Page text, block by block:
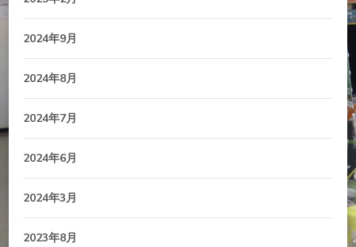
2024年9月
2024年8月
2024年7月
2024年6月
2024年3月
2023年8月